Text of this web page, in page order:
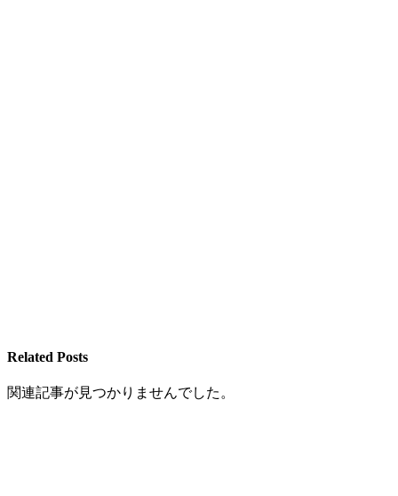
Related Posts
関連記事が見つかりませんでした。